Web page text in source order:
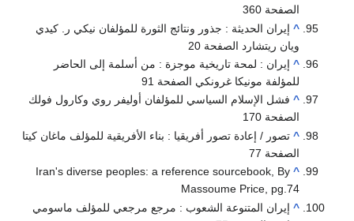
الصفحة 360
^ إيران الحديثة : جذور ونتائج الثورة للمؤلفان نيكي ر. كيدي
ويان ريتشارد الصفحة 20
^ إيران : لمحة تاريخية موجزة : من أسلمة إلى الحاضر
للمؤلفة مونيكا غرونكي الصفحة 91
^ فشل الإسلام السياسي للمؤلفان أوليفر روي وكارول فولك
الصفحة 170
^ تصور / إعادة تصور أفريقيا : بناء الأفريقية للمؤلف ماغان كيتا
الصفحة 77
^
Iran's diverse peoples: a reference sourcebook, By
Massoume Price, pg.74
^ إيران المتنوعة الشعوب : مرجع مرجعي للمؤلف ماسومي